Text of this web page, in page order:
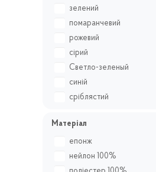
зелений
помаранчевий
рожевий
сірий
Светло-зеленый
синій
сріблястий
темно-синій
червоний
чорний
Матеріал
епонж
нейлон 100%